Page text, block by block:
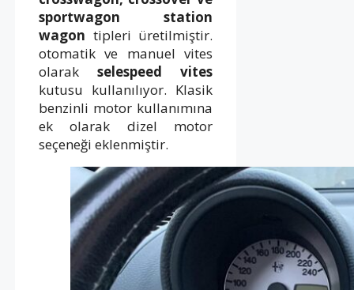
sportwagon station
wagon tipleri üretilmiştir.
otomatik ve manuel vites
olarakselespeed vites
kutusu kullanılıyor. Klasik
benzinli motor kullanımına
ek olarak dizel motor
seçeneği eklenmiştir.